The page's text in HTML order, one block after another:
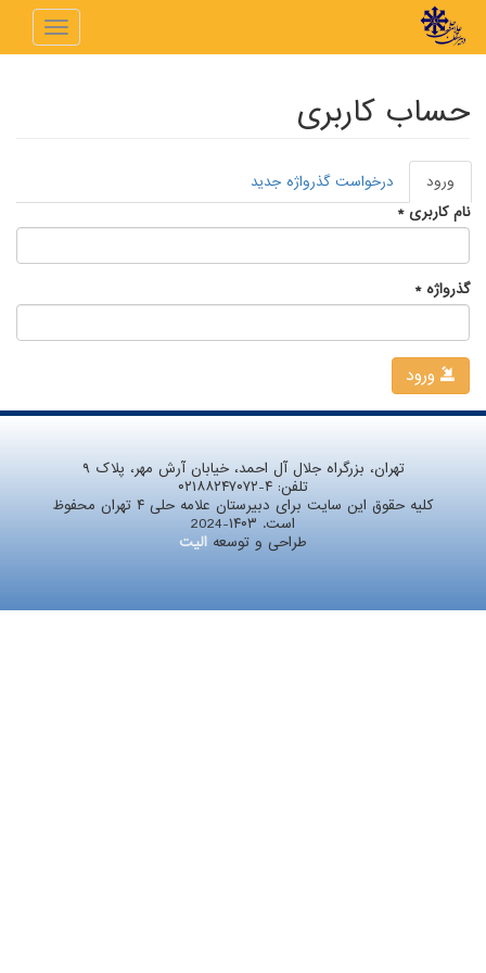
رفتن به محتوای اصلی
Toggle
حساب کاربری
تب‌های اولیه
ورود
فعال)
درخواست گذرواژه جدید
نام کاربری*
گذرواژه*
تهران، بزرگراه جلال آل احمد، خیابان آرش مهر، پلاک ۹
تلفن: ۰۲۱۸۸۲۴۷۰۷۲-۴
کلیه حقوق این سایت برای دبیرستان علامه حلی ۴ تهران محفوظ
است. ۱۴۰۳-2024
طراحی و توسعه الیت